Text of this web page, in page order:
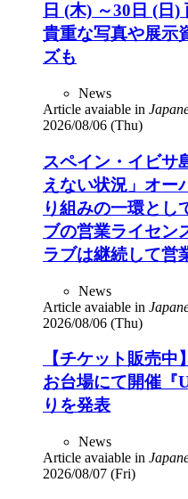
日 (木) ～30日 (日)
貴重な写真や展示
ズも
News
Article avaiable in
2026/08/06 (Thu)
スペイン・イビサ
えない状況」オー
り組みの一環とし
ブの営業ライセン
ラブは継続して営
News
Article avaiable in
2026/08/06 (Thu)
【チケット販売
お台場にて開催『
りを発表
News
Article avaiable in
2026/08/07 (Fri)